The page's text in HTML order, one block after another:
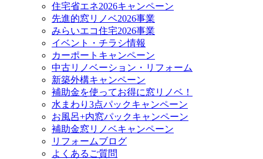
住宅省エネ2026キャンペーン
先進的窓リノベ2026事業
みらいエコ住宅2026事業
イベント・チラシ情報
カーポートキャンペーン
中古リノベーション・リフォーム
新築外構キャンペーン
補助金を使ってお得に窓リノベ！
水まわり3点パックキャンペーン
お風呂+内窓パックキャンペーン
補助金窓リノベキャンペーン
リフォームブログ
よくあるご質問